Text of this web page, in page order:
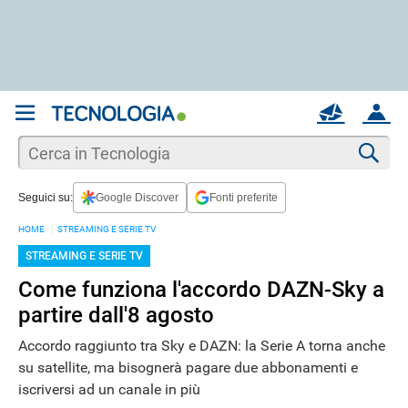
ACCOUNT
MAIL
Seguici su: Google Discover Fonti preferite
HOME STREAMING E SERIE TV
STREAMING E SERIE TV
Come funziona l'accordo DAZN-Sky a
partire dall'8 agosto
Accordo raggiunto tra Sky e DAZN: la Serie A torna anche
su satellite, ma bisognerà pagare due abbonamenti e
iscriversi ad un canale in più